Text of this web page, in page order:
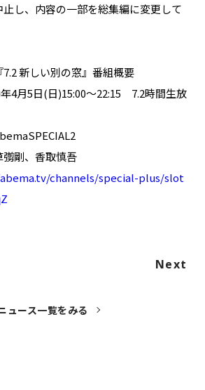
会
/解除
し、内容の一部を総集編に変更して
新しい別の窓』番組概要
4月5日(日)15:00〜22:15 7.2時間生放
剛、香取慎吾
channels/special-plus/slot
Next
ュース一覧をみる